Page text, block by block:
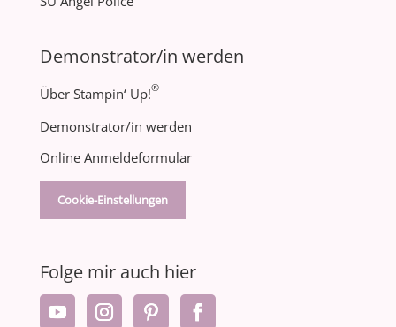
Demonstrator/in werden
Über Stampin‘ Up!®
Demonstrator/in werden
Online Anmeldeformular
Cookie-Einstellungen
Folge mir auch hier